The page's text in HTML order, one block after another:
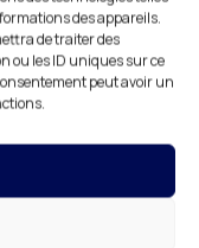
des appareils.
de traiter des
ou les ID uniques sur ce
peut avoir un
le domaine de
à offrir des
Notre priorité est
tout en
budget.